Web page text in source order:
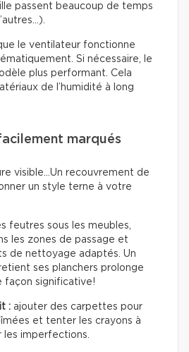
passent beaucoup de temps
le ventilateur fonctionne
Si nécessaire, le
plus performant. Cela
de l’humidité à long
marqués
visible…Un recouvrement de
un style terne à votre
feutres sous les meubles,
les zones de passage et
de nettoyage adaptés. Un
ses planchers prolonge
façon significative!
: ajouter des carpettes pour
et tenter les crayons à
les imperfections.